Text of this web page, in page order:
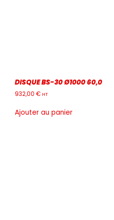
DISQUE BS-30 Ø1000 60,0
932,00 € HT
Ajouter au panier